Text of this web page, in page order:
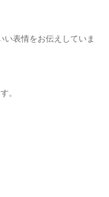
表情をお伝えしていま
。